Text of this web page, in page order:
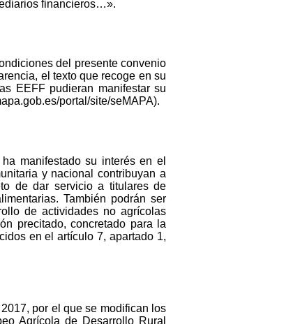
financieros…».
del presente convenio
el texto que recoge en su
EEFF pudieran manifestar su
portal/site/seMAPA).
manifestado su interés en el
y nacional contribuyan a
de dar servicio a titulares de
También podrán ser
de actividades no agrícolas
precitado, concretado para la
en el artículo 7, apartado 1,
por el que se modifican los
Agrícola de Desarrollo Rural